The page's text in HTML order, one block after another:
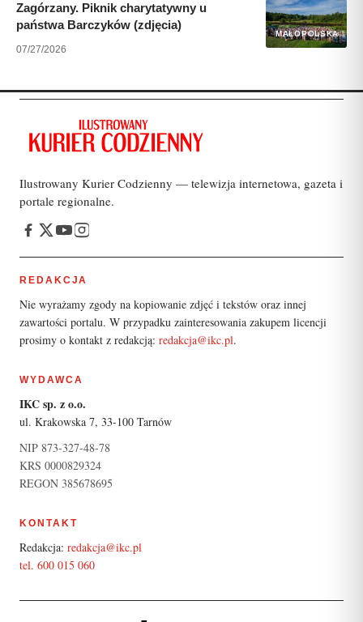
MAŁOPOLSKA
Zagórzany. Piknik charytatywny u
państwa Barczyków (zdjęcia)
07/27/2026
Ilustrowany Kurier Codzienny — telewizja internetowa, gazeta i
portale regionalne.
REDAKCJA
Nie wyrażamy zgody na kopiowanie zdjęć i tekstów oraz innej
zawartości portalu. W przypadku zainteresowania zakupem licencji
prosimy o kontakt z redakcją: redakcja@ikc.pl.
WYDAWCA
IKC sp. z o.o.
ul. Krakowska 7, 33-100 Tarnów
NIP 873-327-48-78
KRS 0000829324
REGON 385678695
KONTAKT
Redakcja: redakcja@ikc.pl
tel. 600 015 060